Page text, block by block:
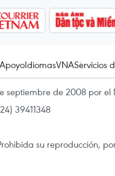
ApoyoIdiomasVNAServicios
septiembre de 2008 por
39411348
su reproducción,